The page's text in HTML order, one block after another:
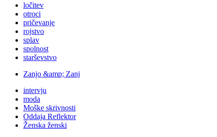
ločitev
otroci
pričevanje
rojstvo
splav
spolnost
starševstvo
Zanjo &amp; Zanj
intervju
moda
Moške skrivnosti
Oddaja Reflektor
Ženska ženski